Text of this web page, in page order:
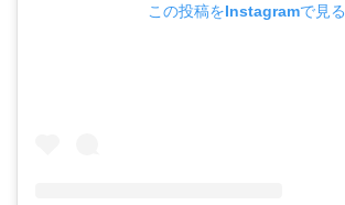
この投稿をInstagramで見る